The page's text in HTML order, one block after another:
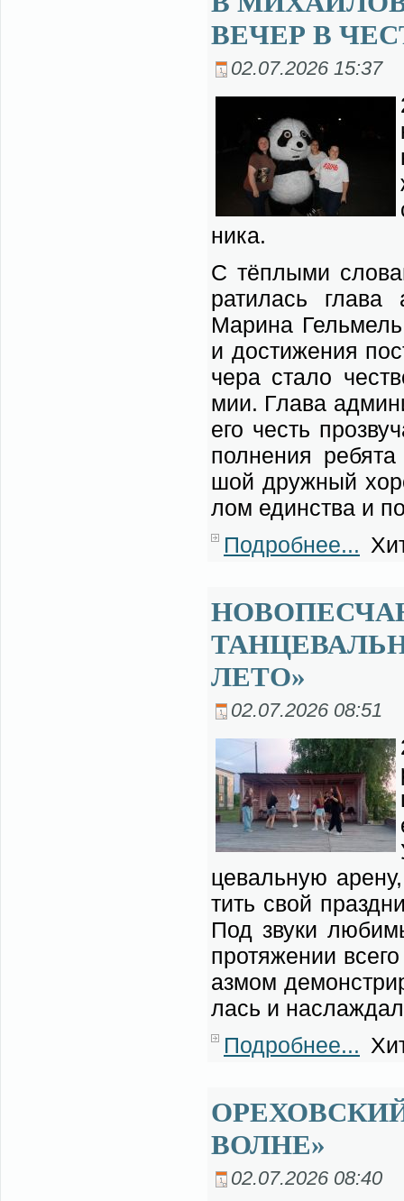
ВЕЧЕР В
02.07.2026 15:37
ни­ка.
С тёп­лы­ми
ра­ти­лась гла­ва
Ма­ри­на
и до­сти­же­ния
че­ра ста­ло
мии. Гла­ва
его честь
пол­не­ния
шой друж­ный
лом един­ства и
Подробнее...
ЛЕТО»
02.07.2026 08:51
це­валь­ную
тить свой
Под зву­ки
про­тя­же­нии
аз­мом
лась и
Подробнее...
ВОЛНЕ»
02.07.2026 08:40